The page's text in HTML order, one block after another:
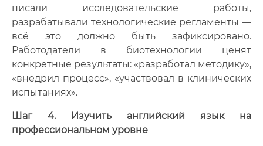
писали исследовательские работы,
разрабатывали технологические регламенты —
всё это должно быть зафиксировано.
Работодатели в биотехнологии ценят
конкретные результаты: «разработал методику»,
«внедрил процесс», «участвовал в клинических
испытаниях».
Шаг 4. Изучить английский язык на
профессиональном уровне